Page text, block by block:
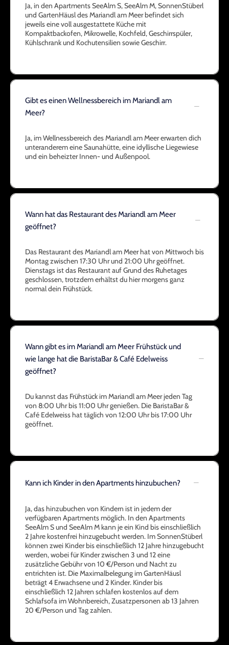
Ja, in den Apartments SeeAlm S, SeeAlm M, SonnenStüberl
und GartenHäusl des Mariandl am Meer befindet sich
jeweils eine voll ausgestattete Küche mit
Kompaktbackofen, Mikrowelle, Kochfeld, Geschirrspüler,
Kühlschrank und Kochutensilien sowie Geschirr.
Gibt es einen Wellnessbereich im Mariandl am
Meer?
Ja, im Wellnessbereich des Mariandl am Meer erwarten dich
unteranderem eine Saunahütte, eine idyllische Liegewiese
und ein beheizter Innen- und Außenpool.
Wann hat das Restaurant des Mariandl am Meer
geöffnet?
Das Restaurant des Mariandl am Meer hat von Mittwoch bis
Montag zwischen 17:30 Uhr und 21:00 Uhr geöffnet.
Dienstags ist das Restaurant auf Grund des Ruhetages
geschlossen, trotzdem erhältst du hier morgens ganz
normal dein Frühstück.
Wann gibt es im Mariandl am Meer Frühstück und
wie lange hat die BaristaBar & Café Edelweiss
geöffnet?
Du kannst das Frühstück im Mariandl am Meer jeden Tag
von 8:00 Uhr bis 11:00 Uhr genießen. Die BaristaBar &
Café Edelweiss hat täglich von 12:00 Uhr bis 17:00 Uhr
geöffnet.
Kann ich Kinder in den Apartments hinzubuchen?
Ja, das hinzubuchen von Kindern ist in jedem der
verfügbaren Apartments möglich. In den Apartments
SeeAlm S und SeeAlm M kann je ein Kind bis einschließlich
2 Jahre kostenfrei hinzugebucht werden. Im SonnenStüberl
können zwei Kinder bis einschließlich 12 Jahre hinzugebucht
werden, wobei für Kinder zwischen 3 und 12 eine
zusätzliche Gebühr von 10 €/Person und Nacht zu
entrichten ist. Die Maximalbelegung im GartenHäusl
beträgt 4 Erwachsene und 2 Kinder. Kinder bis
einschließlich 12 Jahren schlafen kostenlos auf dem
Schlafsofa im Wohnbereich, Zusatzpersonen ab 13 Jahren
20 €/Person und Tag zahlen.